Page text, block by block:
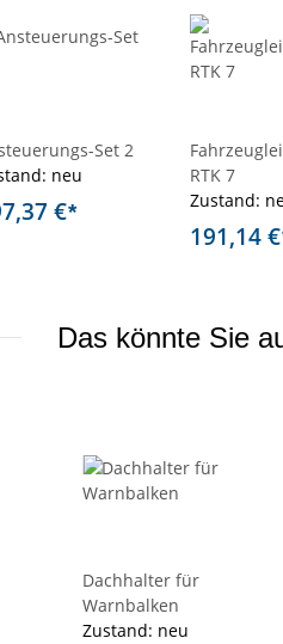
Set 2
neu
€*
RTK 7
Zustand:
191,14
Das könnte Sie
Dachhalter für
Warnbalken
Zustand: neu